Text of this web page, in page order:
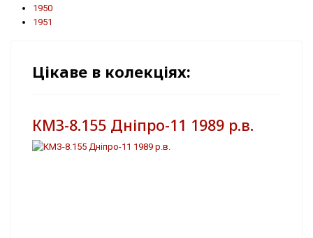
1950
1951
Цікаве в колекціях:
КМЗ-8.155 Дніпро-11 1989 р.в.